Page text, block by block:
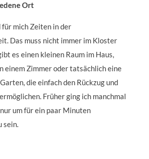
Ort
mich Zeiten in der
Das muss nicht immer im Kloster
es einen kleinen Raum im Haus,
einem Zimmer oder tatsächlich eine
die einfach den Rückzug und
Früher ging ich manchmal
um für ein paar Minuten
sein.